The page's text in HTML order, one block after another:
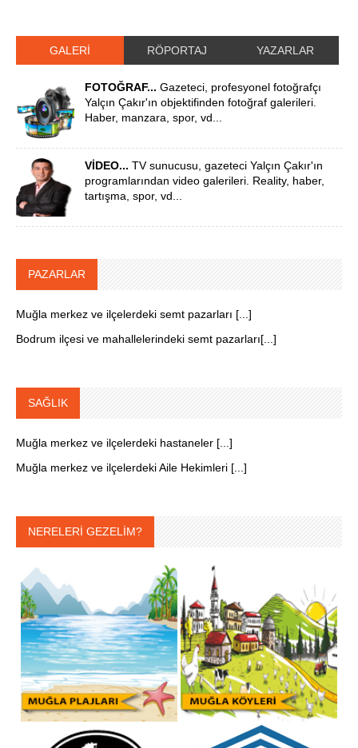
GALERİ RÖPORTAJ YAZARLAR
FOTOĞRAF... Gazeteci, profesyonel fotoğrafçı
Yalçın Çakır'ın objektifinden fotoğraf galerileri.
Haber, manzara, spor, vd...
VİDEO... TV sunucusu, gazeteci Yalçın Çakır'ın
programlarından video galerileri. Reality, haber,
tartışma, spor, vd...
PAZARLAR
Muğla merkez ve ilçelerdeki semt pazarları [...]
Bodrum ilçesi ve mahallelerindeki semt pazarları[...]
SAĞLIK
Muğla merkez ve ilçelerdeki hastaneler [...]
Muğla merkez ve ilçelerdeki Aile Hekimleri [...]
NERELERİ GEZELİM?